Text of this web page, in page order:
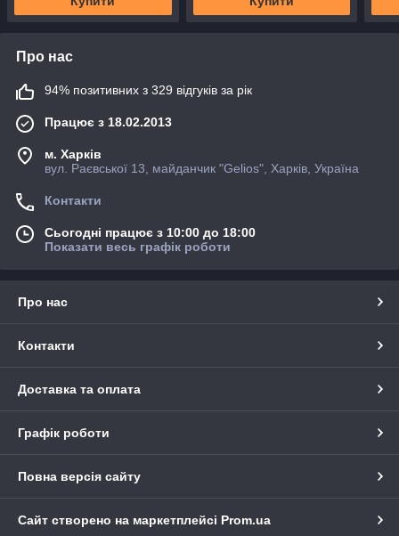
Про нас
94% позитивних з 329 відгуків за рік
Працює з 18.02.2013
м. Харків
вул. Раєвської 13, майданчик "Gelios", Харків, Україна
Контакти
Сьогодні працює з 10:00 до 18:00
Показати весь графік роботи
Про нас
Контакти
Доставка та оплата
Графік роботи
Повна версія сайту
Сайт створено на маркетплейсі Prom.ua